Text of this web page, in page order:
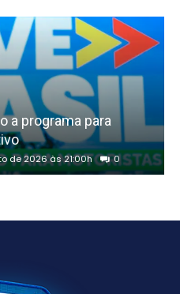
a programa para
de 2026 às 21:00h 0